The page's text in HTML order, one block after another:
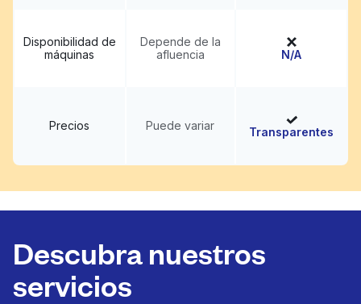
Disponibilidad de
máquinas
Depende de la
afluencia
N/A
Precios Puede variar Transparentes
Descubra nuestros
servicios